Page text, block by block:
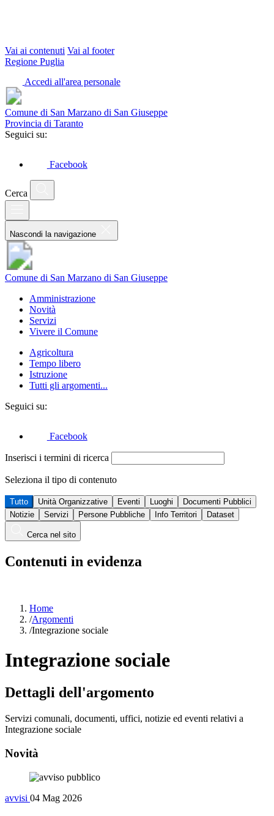
Vai ai contenuti Vai al footer
Regione Puglia
Accedi all'area personale
Comune di San Marzano di San Giuseppe
Provincia di Taranto
Seguici su:
Facebook
Cerca
Nascondi la navigazione
Comune di San Marzano di San Giuseppe
Amministrazione
Novità
Servizi
Vivere il Comune
Agricoltura
Tempo libero
Istruzione
Tutti gli argomenti...
Seguici su:
Facebook
Inserisci i termini di ricerca
Seleziona il tipo di contenuto
Tutto Unità Organizzative Eventi Luoghi
Documenti Pubblici
Notizie
Servizi Persone Pubbliche Info Territori Dataset
Cerca nel sito
Contenuti in evidenza
Home
/Argomenti
/Integrazione sociale
Integrazione sociale
Dettagli dell'argomento
Servizi comunali, documenti, uffici, notizie ed eventi relativi a
Integrazione sociale
Novità
avvisi 04 Mag 2026